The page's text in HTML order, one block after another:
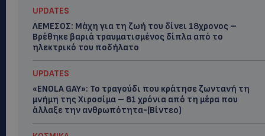
UPDATES
ΛΕΜΕΣΟΣ: Μάχη για τη ζωή του δίνει 18χρονος –
Βρέθηκε βαριά τραυματισμένος δίπλα από το
ηλεκτρικό του ποδήλατο
UPDATES
«ENOLA GAY»: Το τραγούδι που κράτησε ζωντανή τη
μνήμη της Χιροσίμα – 81 χρόνια από τη μέρα που
άλλαξε την ανθρωπότητα-(Bίντεο)